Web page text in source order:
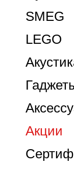
Акции
LEGO
SMEG